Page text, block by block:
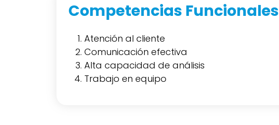
Competencias Funcionales
Atención al cliente
Comunicación efectiva
Alta capacidad de análisis
Trabajo en equipo